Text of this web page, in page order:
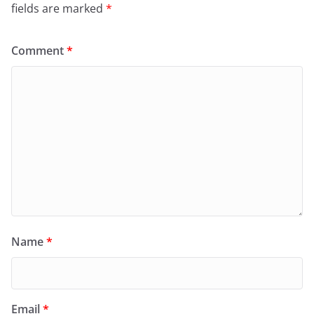
fields are marked *
Comment*
Name*
Email*